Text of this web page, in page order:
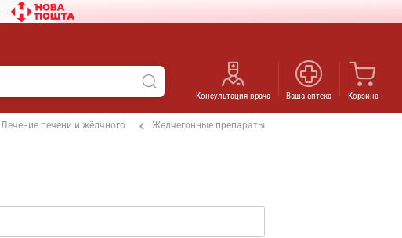
Консультация врача Ваша аптека Корзина
Лечение печени и жёлчного Желчегонные препараты